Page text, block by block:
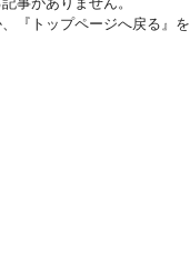
『トップページへ戻る』を